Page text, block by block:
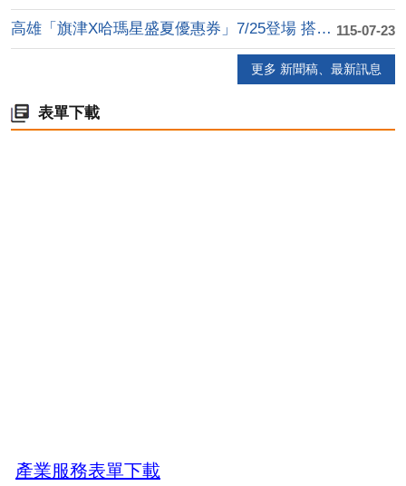
115-07-23
高雄「旗津X哈瑪星盛夏優惠券」7/25登場 搭船、....
更多 新聞稿、最新訊息
表單下載
產業服務表單下載